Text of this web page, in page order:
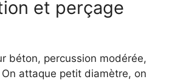
et perçage
béton, percussion modérée,
attaque petit diamètre, on